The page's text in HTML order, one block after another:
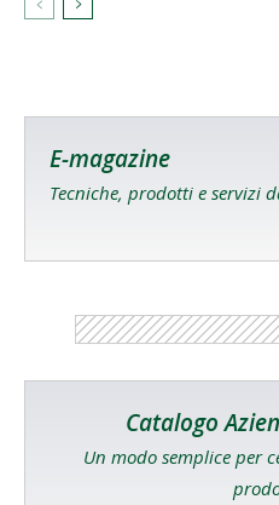
E-magazine
Tecniche, prodotti e servizi
Catalogo
Un modo semplice per